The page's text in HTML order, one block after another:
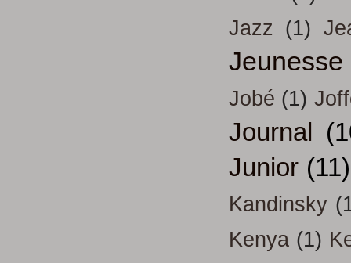
Jazz (1)
Jeunesse
Jobé (1)
Journal
Junior (11)
Kandinsky
Kenya (1)